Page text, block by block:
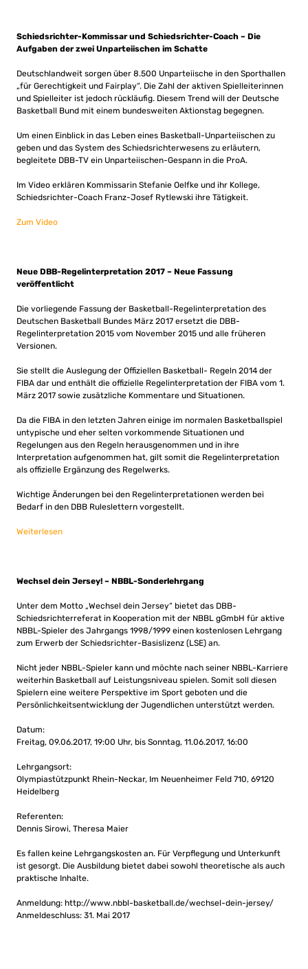
Schiedsrichter-Kommissar und Schiedsrichter-Coach – Die
Aufgaben der zwei Unparteiischen im Schatte
Deutschlandweit sorgen über 8.500 Unparteiische in den Sporthallen
„für Gerechtigkeit und Fairplay“. Die Zahl der aktiven Spielleiterinnen
und Spielleiter ist jedoch rückläufig. Diesem Trend will der Deutsche
Basketball Bund mit einem bundesweiten Aktionstag begegnen.
Um einen Einblick in das Leben eines Basketball-Unparteiischen zu
geben und das System des Schiedsrichterwesens zu erläutern,
begleitete DBB-TV ein Unparteiischen-Gespann in die ProA.
Im Video erklären Kommissarin Stefanie Oelfke und ihr Kollege,
Schiedsrichter-Coach Franz-Josef Rytlewski ihre Tätigkeit.
Zum Video
Neue DBB-Regelinterpretation 2017 – Neue Fassung
veröffentlicht
Die vorliegende Fassung der Basketball-Regelinterpretation des
Deutschen Basketball Bundes März 2017 ersetzt die DBB-
Regelinterpretation 2015 vom November 2015 und alle früheren
Versionen.
Sie stellt die Auslegung der Offiziellen Basketball- Regeln 2014 der
FIBA dar und enthält die offizielle Regelinterpretation der FIBA vom 1.
März 2017 sowie zusätzliche Kommentare und Situationen.
Da die FIBA in den letzten Jahren einige im normalen Basketballspiel
untypische und eher selten vorkommende Situationen und
Regelungen aus den Regeln herausgenommen und in ihre
Interpretation aufgenommen hat, gilt somit die Regelinterpretation
als offizielle Ergänzung des Regelwerks.
Wichtige Änderungen bei den Regelinterpretationen werden bei
Bedarf in den DBB Ruleslettern vorgestellt.
Weiterlesen
Wechsel dein Jersey! – NBBL-Sonderlehrgang
Unter dem Motto „Wechsel dein Jersey“ bietet das DBB-
Schiedsrichterreferat in Kooperation mit der NBBL gGmbH für aktive
NBBL-Spieler des Jahrgangs 1998/1999 einen kostenlosen Lehrgang
zum Erwerb der Schiedsrichter-Basislizenz (LSE) an.
Nicht jeder NBBL-Spieler kann und möchte nach seiner NBBL-Karriere
weiterhin Basketball auf Leistungsniveau spielen. Somit soll diesen
Spielern eine weitere Perspektive im Sport geboten und die
Persönlichkeitsentwicklung der Jugendlichen unterstützt werden.
Datum:
Freitag, 09.06.2017, 19:00 Uhr, bis Sonntag, 11.06.2017, 16:00
Lehrgangsort:
Olympiastützpunkt Rhein-Neckar, Im Neuenheimer Feld 710, 69120
Heidelberg
Referenten:
Dennis Sirowi, Theresa Maier
Es fallen keine Lehrgangskosten an. Für Verpflegung und Unterkunft
ist gesorgt. Die Ausbildung bietet dabei sowohl theoretische als auch
praktische Inhalte.
Anmeldung: http://www.nbbl-basketball.de/wechsel-dein-jersey/
Anmeldeschluss: 31. Mai 2017